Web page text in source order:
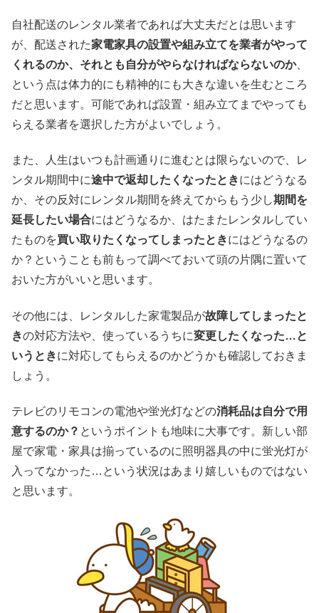
自社配送のレンタル業者であれば大丈夫だとは思います
が、配送された家電家具の設置や組み立てを業者がやって
くれるのか、それとも自分がやらなければならないのか、
という点は体力的にも精神的にも大きな違いを生むところ
だと思います。可能であれば設置・組み立てまでやっても
らえる業者を選択した方がよいでしょう。
また、人生はいつも計画通りに進むとは限らないので、レ
ンタル期間中に途中で返却したくなったときにはどうなる
か、その反対にレンタル期間を終えてからもう少し期間を
延長したい場合にはどうなるか、はたまたレンタルしてい
たものを買い取りたくなってしまったときにはどうなるの
か？ということも前もって調べておいて頭の片隅に置いて
おいた方がいいと思います。
その他には、レンタルした家電製品が故障してしまったと
きの対応方法や、使っているうちに変更したくなった…と
いうときに対応してもらえるのかどうかも確認しておきま
しょう。
テレビのリモコンの電池や蛍光灯などの消耗品は自分で用
意するのか？ というポイントも地味に大事です。新しい部
屋で家電・家具は揃っているのに照明器具の中に蛍光灯が
入ってなかった…という状況はあまり嬉しいものではない
と思います。